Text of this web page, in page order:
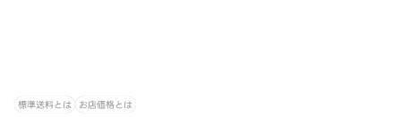
標準送料とは お店価格とは